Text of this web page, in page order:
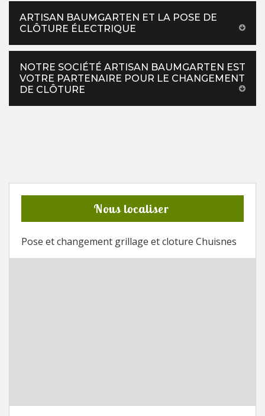
ARTISAN BAUMGARTEN ET LA POSE DE
CLÔTURE ÉLECTRIQUE
NOTRE SOCIÉTÉ ARTISAN BAUMGARTEN EST
VOTRE PARTENAIRE POUR LE CHANGEMENT
DE CLÔTURE
Nous localiser
Pose et changement grillage et cloture Chuisnes